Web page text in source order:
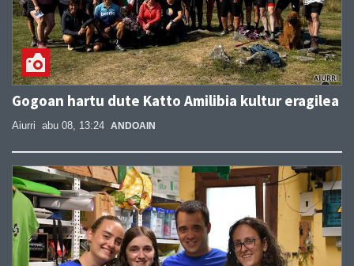
Gogoan hartu dute Katto Amilibia kultur eragilea
Aiurri abu 08, 13:24 ANDOAIN